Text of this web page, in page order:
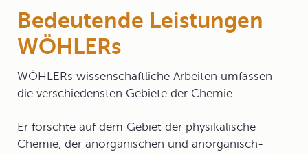
Bedeutende Leistungen
WÖHLERs
WÖHLERs wissenschaftliche Arbeiten umfassen
die verschiedensten Gebiete der Chemie.
Er forschte auf dem Gebiet der physikalische
Chemie, der anorganischen und anorganisch-